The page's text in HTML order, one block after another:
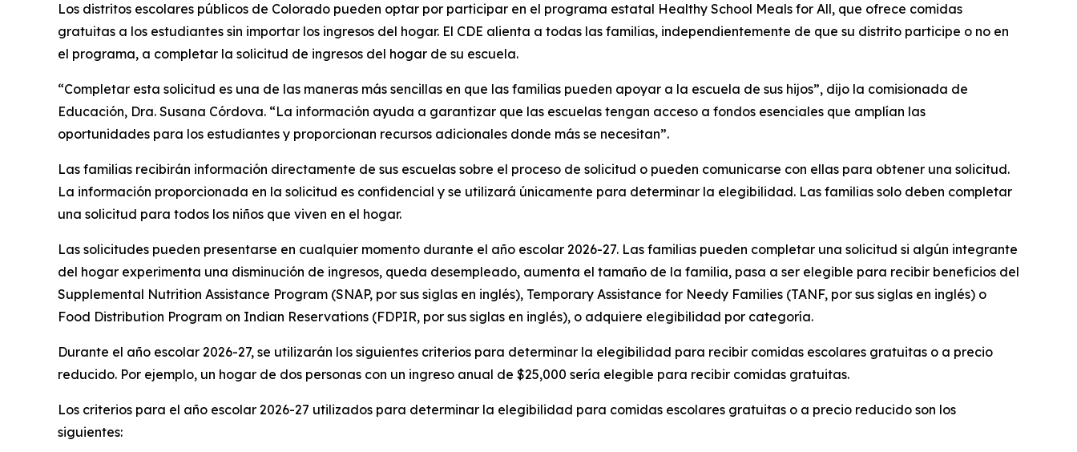
Los distritos escolares públicos de Colorado pueden optar por participar en el programa estatal Healthy School Meals for All, que ofrece comidas
gratuitas a los estudiantes sin importar los ingresos del hogar. El CDE alienta a todas las familias, independientemente de que su distrito participe o no en
el programa, a completar la solicitud de ingresos del hogar de su escuela.
“Completar esta solicitud es una de las maneras más sencillas en que las familias pueden apoyar a la escuela de sus hijos”, dijo la comisionada de
Educación, Dra. Susana Córdova. “La información ayuda a garantizar que las escuelas tengan acceso a fondos esenciales que amplían las
oportunidades para los estudiantes y proporcionan recursos adicionales donde más se necesitan”.
Las familias recibirán información directamente de sus escuelas sobre el proceso de solicitud o pueden comunicarse con ellas para obtener una solicitud.
La información proporcionada en la solicitud es confidencial y se utilizará únicamente para determinar la elegibilidad. Las familias solo deben completar
una solicitud para todos los niños que viven en el hogar.
Las solicitudes pueden presentarse en cualquier momento durante el año escolar 2026-27. Las familias pueden completar una solicitud si algún integrante
del hogar experimenta una disminución de ingresos, queda desempleado, aumenta el tamaño de la familia, pasa a ser elegible para recibir beneficios del
Supplemental Nutrition Assistance Program (SNAP, por sus siglas en inglés), Temporary Assistance for Needy Families (TANF, por sus siglas en inglés) o
Food Distribution Program on Indian Reservations (FDPIR, por sus siglas en inglés), o adquiere elegibilidad por categoría.
Durante el año escolar 2026-27, se utilizarán los siguientes criterios para determinar la elegibilidad para recibir comidas escolares gratuitas o a precio
reducido. Por ejemplo, un hogar de dos personas con un ingreso anual de $25,000 sería elegible para recibir comidas gratuitas.
Los criterios para el año escolar 2026-27 utilizados para determinar la elegibilidad para comidas escolares gratuitas o a precio reducido son los
siguientes: